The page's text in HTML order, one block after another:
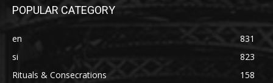
POPULAR CATEGORY
en
831
si
823
Rituals & Consecrations
158